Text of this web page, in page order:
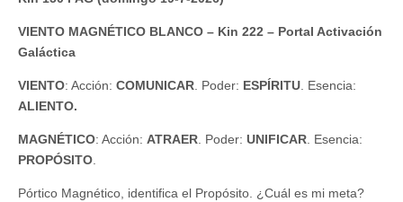
VIENTO MAGNÉTICO BLANCO – Kin 222 – Portal Activación
Galáctica
VIENTO: Acción: COMUNICAR . Poder: ESPÍRITU . Esencia:
ALIENTO.
MAGNÉTICO: Acción: ATRAER . Poder: UNIFICAR . Esencia:
PROPÓSITO
Pórtico Magnético, identifica el Propósito. ¿Cuál es mi meta?